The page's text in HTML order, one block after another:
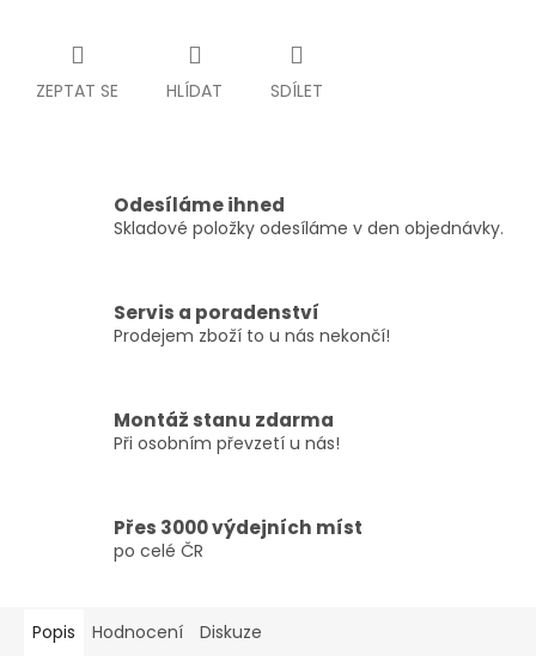
ZEPTAT SE HLÍDAT SDÍLET
Odesíláme ihned
Skladové položky odesíláme v den objednávky.
Servis a poradenství
Prodejem zboží to u nás nekončí!
Montáž stanu zdarma
Při osobním převzetí u nás!
Přes 3000 výdejních míst
po celé ČR
Popis Hodnocení Diskuze